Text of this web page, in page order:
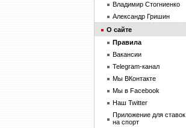
Владимир Стогниенко
Александр Гришин
О сайте
Правила
Вакансии
Telegram-канал
Мы ВКонтакте
Мы в Facebook
Наш Twitter
Приложение для ставок
на спорт